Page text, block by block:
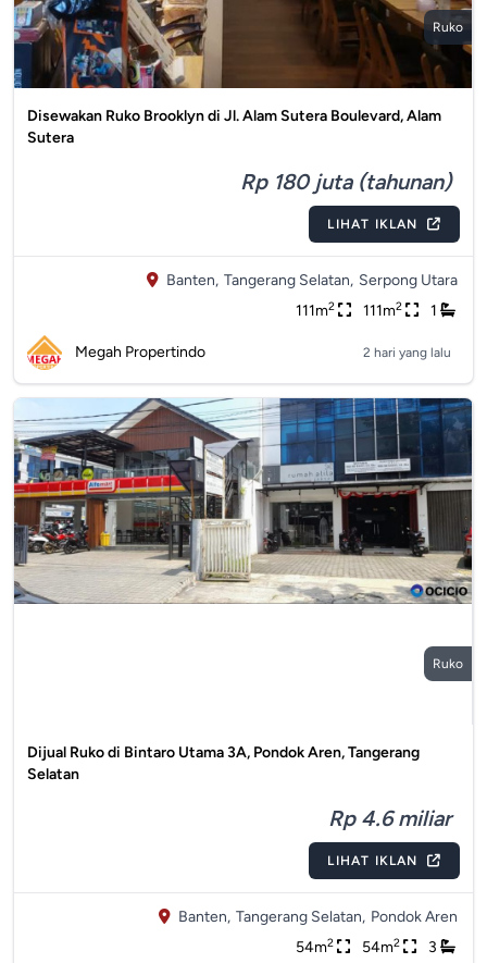
Ruko
Disewakan Ruko Brooklyn di Jl. Alam Sutera Boulevard, Alam
Sutera
Rp 180 juta (tahunan)
LIHAT IKLAN
Banten, Tangerang Selatan, Serpong Utara
111m2 111m2 1
Megah Propertindo 2 hari yang lalu
Ruko
Dijual Ruko di Bintaro Utama 3A, Pondok Aren, Tangerang
Selatan
Rp 4.6 miliar
LIHAT IKLAN
Banten, Tangerang Selatan, Pondok Aren
54m2 54m2 3